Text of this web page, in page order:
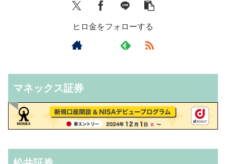
ヒロ金をフォローする
マネックス証券